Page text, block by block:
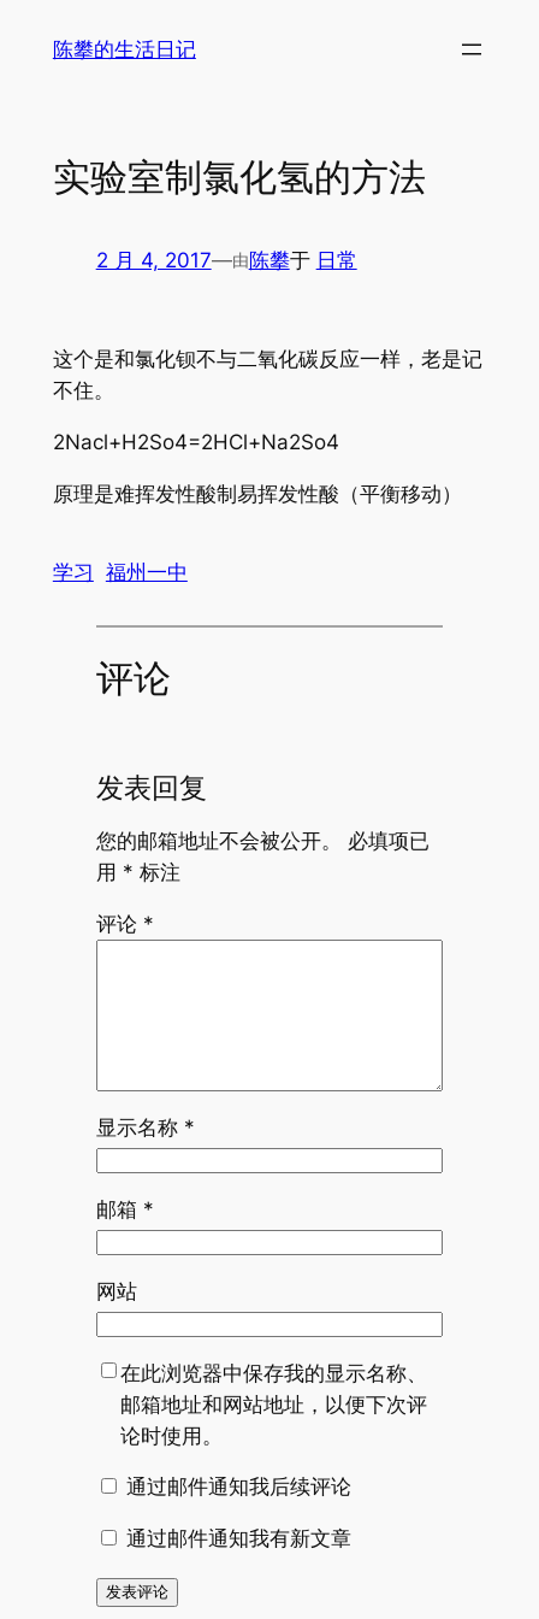
陈攀的生活日记
实验室制氯化氢的方法
2 月 4, 2017—由陈攀于 日常
这个是和氯化钡不与二氧化碳反应一样，老是记
不住。
2Nacl+H2So4=2HCl+Na2So4
原理是难挥发性酸制易挥发性酸（平衡移动）
学习 福州一中
评论
发表回复
您的邮箱地址不会被公开。
必填项已
用 * 标注
评论 *
显示名称 *
邮箱 *
网站
在此浏览器中保存我的显示名称、
邮箱地址和网站地址，以便下次评
论时使用。
通过邮件通知我后续评论
通过邮件通知我有新文章